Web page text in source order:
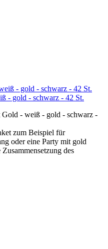
- gold - schwarz - 42 St.
- weiß - gold - schwarz -
zum Beispiel für
oder eine Party mit gold
des